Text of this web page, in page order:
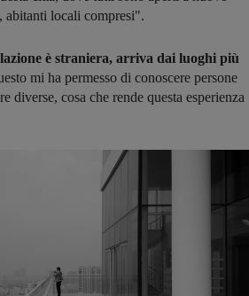
abitanti locali compresi".
è straniera, arriva dai luoghi più
mi ha permesso di conoscere persone
diverse, cosa che rende questa esperienza